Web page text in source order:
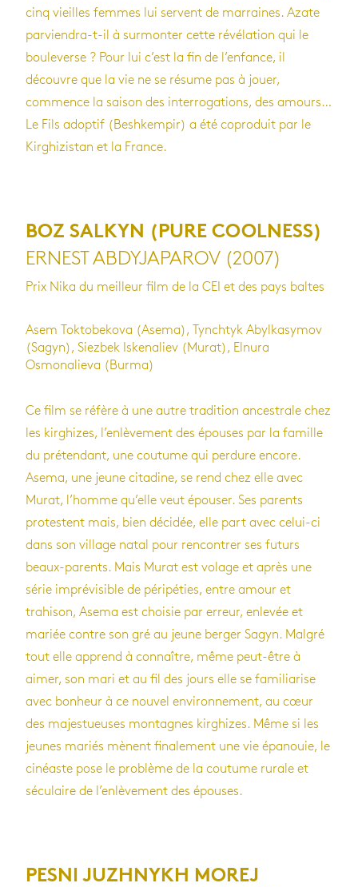
cinq vieilles femmes lui servent de marraines. Azate
parviendra-t-il à surmonter cette révélation qui le
bouleverse ? Pour lui c’est la fin de l’enfance, il
découvre que la vie ne se résume pas à jouer,
commence la saison des interrogations, des amours…
Le Fils adoptif (Beshkempir) a été coproduit par le
Kirghizistan et la France.
BOZ SALKYN (PURE COOLNESS)
ERNEST ABDYJAPAROV (2007)
Prix Nika du meilleur film de la CEI et des pays baltes
Asem Toktobekova (Asema), Tynchtyk Abylkasymov
(Sagyn), Siezbek Iskenaliev (Murat), Elnura
Osmonalieva (Burma)
Ce film se réfère à une autre tradition ancestrale chez
les kirghizes, l’enlèvement des épouses par la famille
du prétendant, une coutume qui perdure encore.
Asema, une jeune citadine, se rend chez elle avec
Murat, l’homme qu’elle veut épouser. Ses parents
protestent mais, bien décidée, elle part avec celui-ci
dans son village natal pour rencontrer ses futurs
beaux-parents. Mais Murat est volage et après une
série imprévisible de péripéties, entre amour et
trahison, Asema est choisie par erreur, enlevée et
mariée contre son gré au jeune berger Sagyn. Malgré
tout elle apprend à connaître, même peut-être à
aimer, son mari et au fil des jours elle se familiarise
avec bonheur à ce nouvel environnement, au cœur
des majestueuses montagnes kirghizes. Même si les
jeunes mariés mènent finalement une vie épanouie, le
cinéaste pose le problème de la coutume rurale et
séculaire de l’enlèvement des épouses.
PESNI JUZHNYKH MOREJ